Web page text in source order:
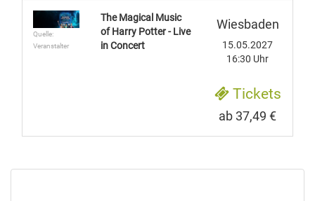
Quelle:
Veranstalter
The Magical Music
of Harry Potter - Live
in Concert
Wiesbaden
15.05.2027
16:30 Uhr
Tickets
ab 37,49 €